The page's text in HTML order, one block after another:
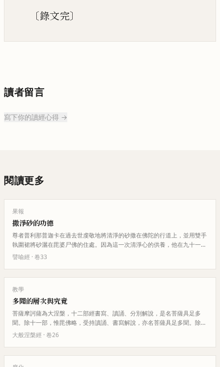
〔錄文完〕
讀者留言
寫下你的讀經心得 →
閱讀更多
果報
撒淨砂的功德
尊者普利那普迦卡在過去世虔敬地將清淨的砂撒在佛陀的行道上，並用雙手
執圍裙將砂灑在毘婆尸佛的住處。因為這一次清淨心的供養，他在九十一劫
間不墮惡趣，獲得了殊勝的果報…
譬喻經 · 卷33
教學
多聞的層次與究竟
菩薩摩訶薩為大涅槃，十二部經書寫、讀誦、分別解說，是名菩薩具足多
聞。除十一部，惟毘佛略，受持讀誦、書寫解說，亦名菩薩具足多聞。除十
二部經，若能受持是大涅槃微妙經…
大般涅槃經 · 卷26